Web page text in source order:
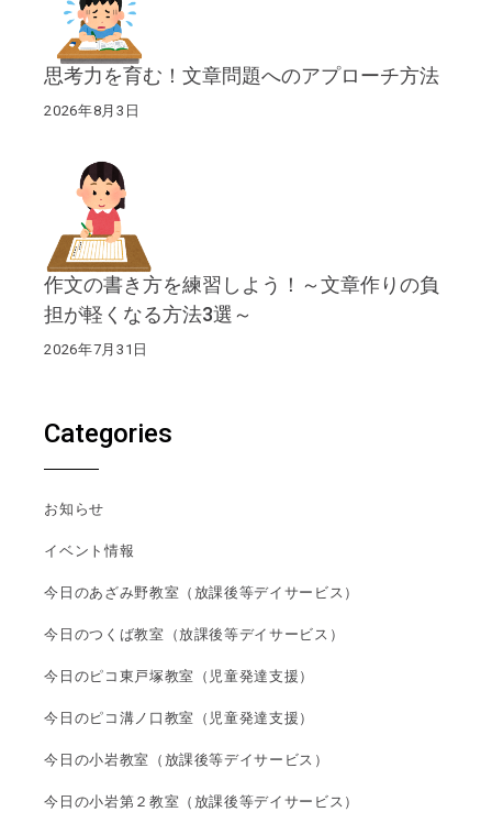
思考力を育む！文章問題へのアプローチ方法
2026年8月3日
作文の書き方を練習しよう！～文章作りの負
担が軽くなる方法3選～
2026年7月31日
Categories
お知らせ
イベント情報
今日のあざみ野教室（放課後等デイサービス）
今日のつくば教室（放課後等デイサービス）
今日のピコ東戸塚教室（児童発達支援）
今日のピコ溝ノ口教室（児童発達支援）
今日の小岩教室（放課後等デイサービス）
今日の小岩第２教室（放課後等デイサービス）